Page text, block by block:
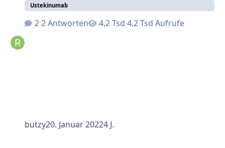
Ustekinumab
2 Antworten 4,2 Tsd Aufrufe
butzy20. Januar 20224 J.